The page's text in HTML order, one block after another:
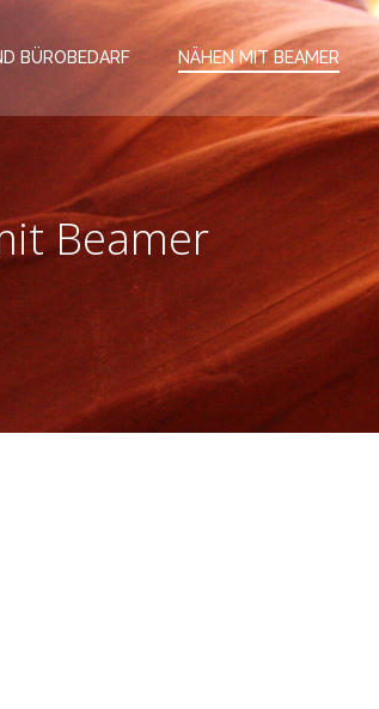
BÜROBEDARF NÄHEN MIT BEAMER
Beamer